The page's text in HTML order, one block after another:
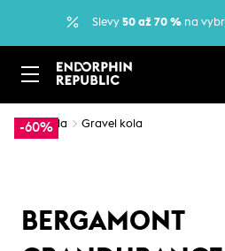
Slevy 50 až 70 % na
-60%
… Kola Gravel kola
BERGAMONT